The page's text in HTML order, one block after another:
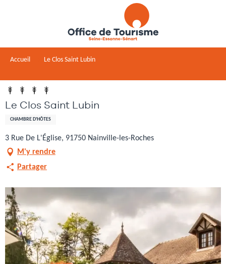
Accueil Le Clos Saint Lubin
Le Clos Saint Lubin
CHAMBRE D'HÔTES
3 Rue De L'Église, 91750 Nainville-les-Roches
M'y rendre
Partager